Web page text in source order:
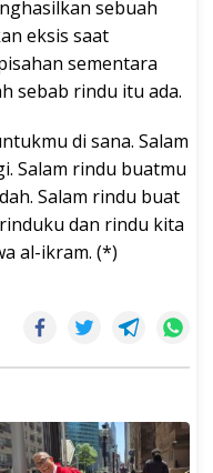
sebuah
eksis saat
sementara
sebab rindu itu ada.
di sana. Salam
Salam rindu buatmu
Salam rindu buat
dan rindu kita
al-ikram. (*)